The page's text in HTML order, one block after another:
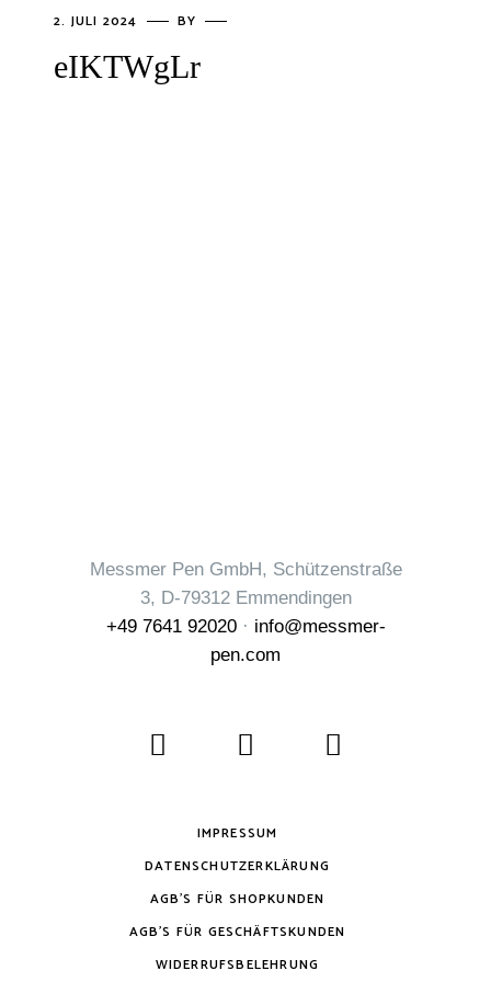
2. JULI 2024 BY
eIKTWgLr
Messmer Pen GmbH, Schützenstraße
3, D-79312 Emmendingen
+49 7641 92020· info@messmer-
pen.com
IMPRESSUM
DATENSCHUTZERKLÄRUNG
AGB’S FÜR SHOPKUNDEN
AGB’S FÜR GESCHÄFTSKUNDEN
WIDERRUFSBELEHRUNG